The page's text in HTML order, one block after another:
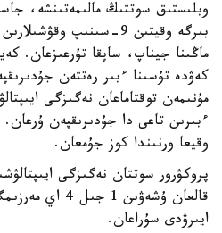
وبلىستىق سوتتىڭ مالىمەتىنشە،
بىرگە وقيتىن 9-سىنىپ
ماڭىنا جيناپ، ساپقا تۇرعىزعان.
كەۋدە تۇسىنا ءبىر رەتتەن
مۇنىمەن توقتاماعان نەگىزگى
ءبىرىن تاعى دا جۇدىرىقپەن
وقيعا ورنىندا كوز جۇمعان.
قالعان ۇشەۋىن
ايىرۋدى سۇراعان.